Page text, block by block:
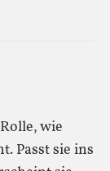
wie
Passt sie ins